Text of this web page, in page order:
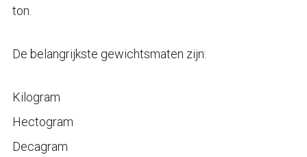
ton.
De belangrijkste gewichtsmaten zijn:
Kilogram
Hectogram
Decagram